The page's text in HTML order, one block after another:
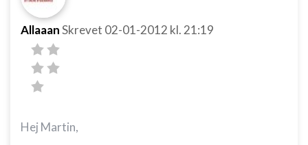
AllaaanSkrevet 02-01-2012 kl. 21:19
Hej Martin,